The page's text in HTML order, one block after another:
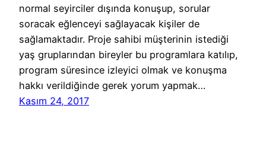
normal seyirciler dışında konuşup, sorular
soracak eğlenceyi sağlayacak kişiler de
sağlamaktadır. Proje sahibi müşterinin istediği
yaş gruplarından bireyler bu programlara katılıp,
program süresince izleyici olmak ve konuşma
hakkı verildiğinde gerek yorum yapmak…
Kasım 24, 2017